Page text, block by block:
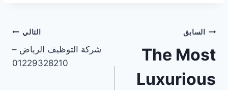
السابق
The Most
Luxurious
التالي
شركة التوظيف الرياض –
01229328210